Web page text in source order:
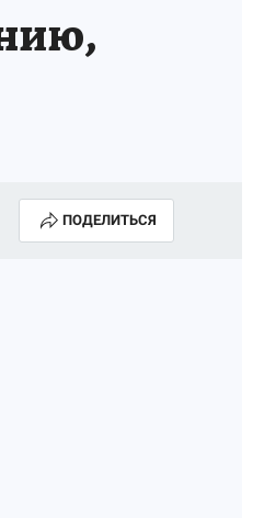
ПОДЕЛИТЬСЯ